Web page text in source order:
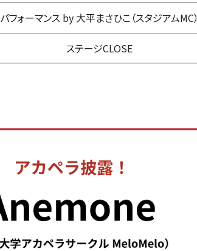
パフォーマンス by 大平まさひこ（スタジアムMC）
ステージCLOSE